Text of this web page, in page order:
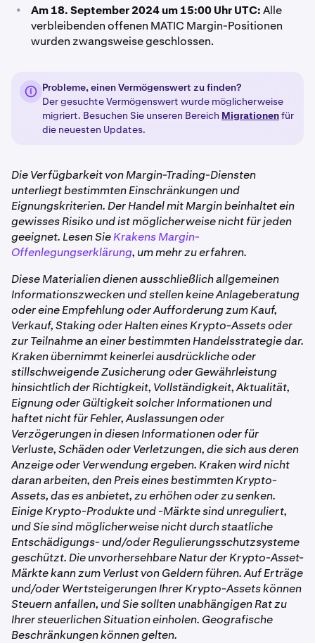
• Am 18. September 2024 um 15:00 Uhr UTC:Alle
verbleibenden offenen MATIC Margin-Positionen
wurden zwangsweise geschlossen.
Probleme, einen Vermögenswert zu finden?
Der gesuchte Vermögenswert wurde möglicherweise
migriert. Besuchen Sie unseren Bereich Migrationenfür
die neuesten Updates.
Die Verfügbarkeit von Margin-Trading-Diensten
unterliegt bestimmten Einschränkungen und
Eignungskriterien. Der Handel mit Margin beinhaltet ein
gewisses Risiko und ist möglicherweise nicht für jeden
geeignet. Lesen SieKrakens Margin-
Offenlegungserklärung, um mehr zu erfahren.
Diese Materialien dienen ausschließlich allgemeinen
Informationszwecken und stellen keine Anlageberatung
oder eine Empfehlung oder Aufforderung zum Kauf,
Verkauf, Staking oder Halten eines Krypto-Assets oder
zur Teilnahme an einer bestimmten Handelsstrategie dar.
Kraken übernimmt keinerlei ausdrückliche oder
stillschweigende Zusicherung oder Gewährleistung
hinsichtlich der Richtigkeit, Vollständigkeit, Aktualität,
Eignung oder Gültigkeit solcher Informationen und
haftet nicht für Fehler, Auslassungen oder
Verzögerungen in diesen Informationen oder für
Verluste, Schäden oder Verletzungen, die sich aus deren
Anzeige oder Verwendung ergeben. Kraken wird nicht
daran arbeiten, den Preis eines bestimmten Krypto-
Assets, das es anbietet, zu erhöhen oder zu senken.
Einige Krypto-Produkte und -Märkte sind unreguliert,
und Sie sind möglicherweise nicht durch staatliche
Entschädigungs- und/oder Regulierungsschutzsysteme
geschützt. Die unvorhersehbare Natur der Krypto-Asset-
Märkte kann zum Verlust von Geldern führen. Auf Erträge
und/oder Wertsteigerungen Ihrer Krypto-Assets können
Steuern anfallen, und Sie sollten unabhängigen Rat zu
Ihrer steuerlichen Situation einholen. Geografische
Beschränkungen können gelten.